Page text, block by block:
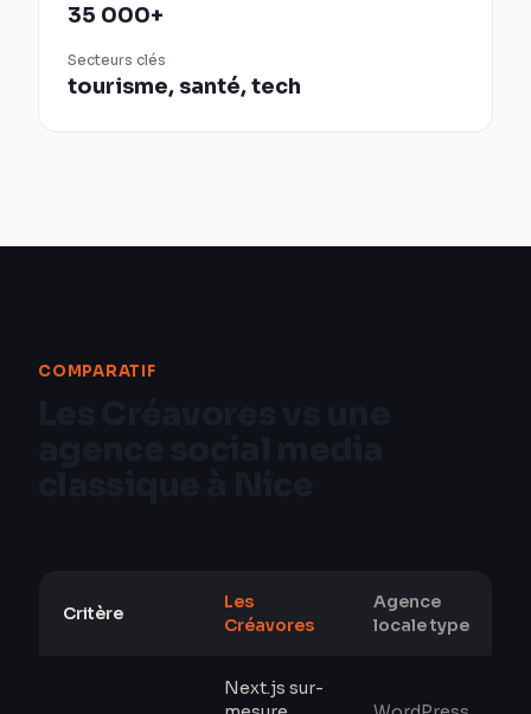
35 000+
Secteurs clés
tourisme, santé, tech
COMPARATIF
Critère
Les
Créavores
Agence
locale type
Next.js sur-